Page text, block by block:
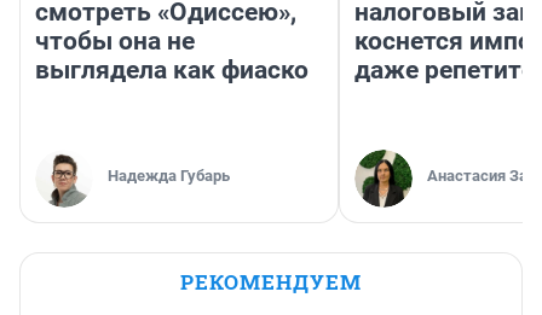
смотреть «Одиссею»,
чтобы она не
выглядела как фиаско
Надежда Губарь
налоговый
коснется
даже
Анастасия
РЕКОМЕНДУЕМ